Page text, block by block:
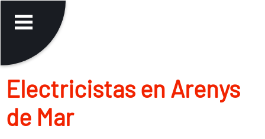
Electricistas en Arenys
de Mar